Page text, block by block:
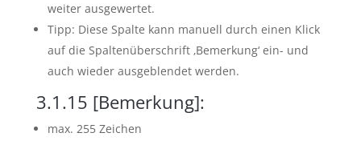
weiter ausgewertet.
Tipp: Diese Spalte kann manuell durch einen Klick
auf die Spaltenüberschrift ‚Bemerkung‘ ein- und
auch wieder ausgeblendet werden.
3.1.15 [Bemerkung]:
max. 255 Zeichen